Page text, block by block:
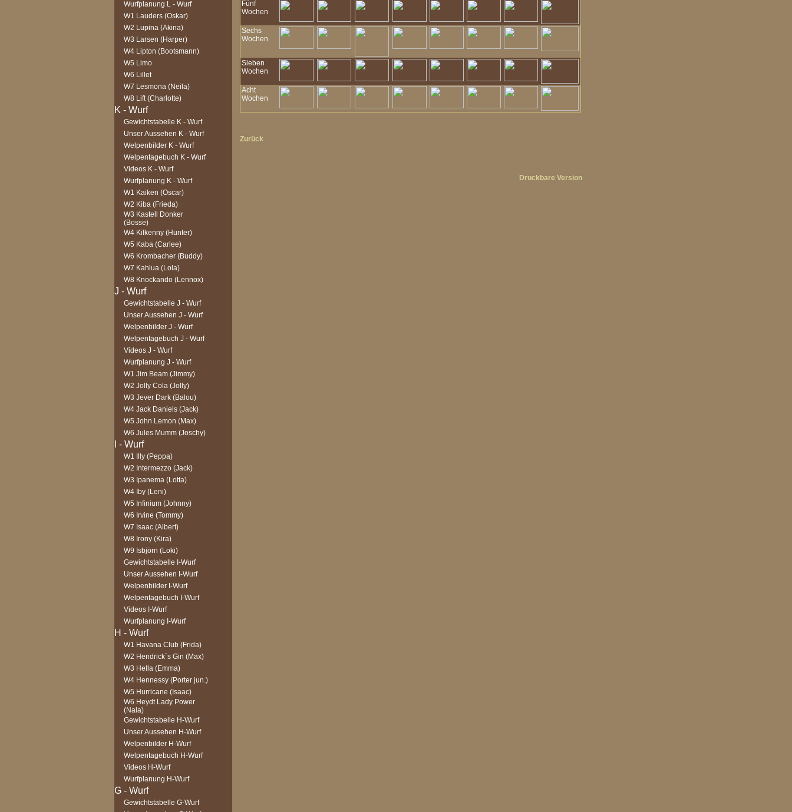
Wurfplanung L - Wurf
W1 Lauders (Oskar)
W2 Lupina (Akina)
W3 Larsen (Harper)
W4 Lipton (Bootsmann)
W5 Limo
W6 Lillet
W7 Lesmona (Neila)
W8 Lift (Charlotte)
Gewichtstabelle K - Wurf
Unser Aussehen K - Wurf
Welpenbilder K - Wurf
Welpentagebuch K - Wurf
Videos K - Wurf
Wurfplanung K - Wurf
W1 Kaiken (Oscar)
W2 Kiba (Frieda)
W3 Kastell Donker
(Bosse)
W4 Kilkenny (Hunter)
W5 Kaba (Carlee)
W6 Krombacher (Buddy)
W7 Kahlua (Lola)
W8 Knockando (Lennox)
Gewichtstabelle J - Wurf
Unser Aussehen J - Wurf
Welpenbilder J - Wurf
Welpentagebuch J - Wurf
Videos J - Wurf
Wurfplanung J - Wurf
W1 Jim Beam (Jimmy)
W2 Jolly Cola (Jolly)
W3 Jever Dark (Balou)
W4 Jack Daniels (Jack)
W5 John Lemon (Max)
W6 Jules Mumm (Joschy)
W1 Illy (Peppa)
W2 Intermezzo (Jack)
W3 Ipanema (Lotta)
W4 Iby (Leni)
W5 Infinium (Johnny)
W6 Irvine (Tommy)
W7 Isaac (Albert)
W8 Irony (Kira)
W9 Isbjörn (Loki)
Gewichtstabelle I-Wurf
Unser Aussehen I-Wurf
Welpenbilder I-Wurf
Welpentagebuch I-Wurf
Videos I-Wurf
Wurfplanung I-Wurf
W1 Havana Club (Frida)
W2 Hendrick´s Gin (Max)
W3 Hella (Emma)
W4 Hennessy (Porter jun.)
W5 Hurricane (Isaac)
W6 Heydt Lady Power
(Nala)
Gewichtstabelle H-Wurf
Unser Aussehen H-Wurf
Welpenbilder H-Wurf
Welpentagebuch H-Wurf
Videos H-Wurf
Wurfplanung H-Wurf
Gewichtstabelle G-Wurf
Fünf
Wochen
Sechs
Wochen
Sieben
Wochen
Acht
Wochen
Zurück
Druckbare Version